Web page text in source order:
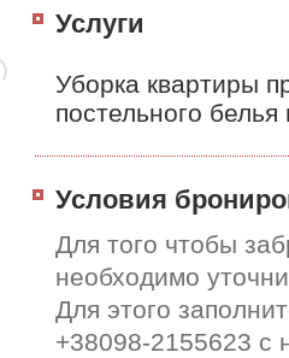
Услуги
Уборка квартиры
постельного
Условия
Для того чтобы
необходимо
Для этого
+38098-2155623 с